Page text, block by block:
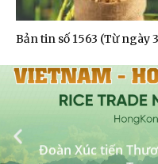
Bản tin số 1563 (Từ ngày
Đoàn Xúc tiến